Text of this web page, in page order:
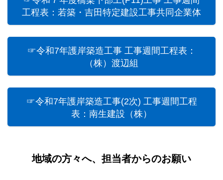
工程表：若築・吉田特定建設工事共同企業体
☞令和7年護岸築造工事 工事週間工程表：
（株）渡辺組
☞令和7年護岸築造工事(2次) 工事週間工程
表：南生建設（株）
地域の方々へ、担当者からのお願い